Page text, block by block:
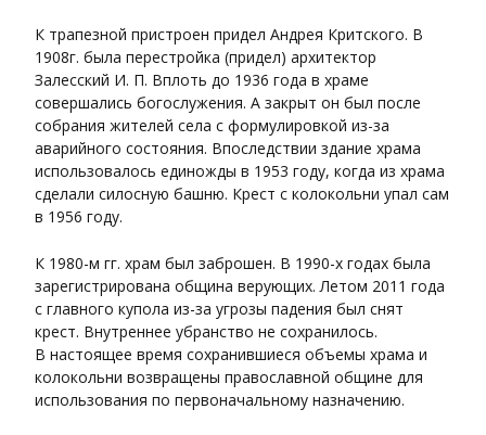
К трапезной пристроен придел Андрея Критского. В
1908г. была перестройка (придел) архитектор
Залесский И. П. Вплоть до 1936 года в храме
совершались богослужения. А закрыт он был после
собрания жителей села с формулировкой из-за
аварийного состояния. Впоследствии здание храма
использовалось единожды в 1953 году, когда из храма
сделали силосную башню. Крест с колокольни упал сам
в 1956 году.
К 1980-м гг. храм был заброшен. В 1990-х годах была
зарегистрирована община верующих. Летом 2011 года
с главного купола из-за угрозы падения был снят
крест. Внутреннее убранство не сохранилось.
В настоящее время сохранившиеся объемы храма и
колокольни возвращены православной общине для
использования по первоначальному назначению.